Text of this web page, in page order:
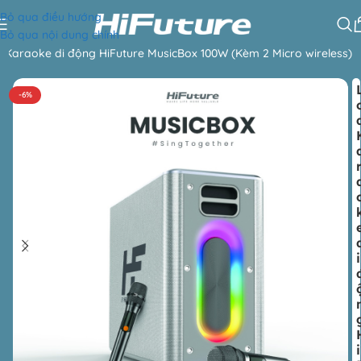
Bỏ qua điều hướng
Bỏ qua nội dung chính
Karaoke di động HiFuture MusicBox 100W (Kèm 2 Micro wireless)
-6%
r
i
i